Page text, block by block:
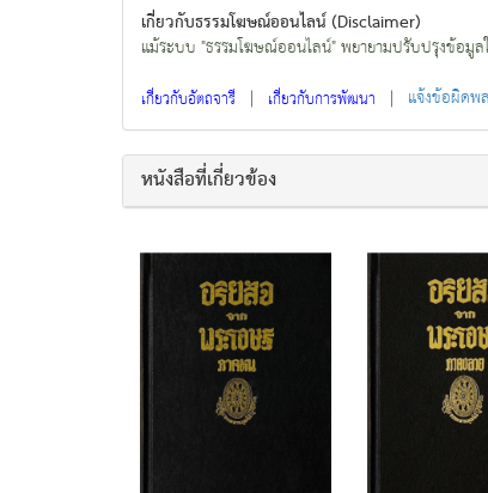
เกี่ยวกับธรรมโฆษณ์ออนไลน์ (Disclaimer)
แม้ระบบ "ธรรมโฆษณ์ออนไลน์" พยายามปรับปรุงข้อ
เกี่ยวกับอัตถจารี | เกี่ยวกับการพัฒนา | แจ้งข้อผิดพ
หนังสือที่เกี่ยวข้อง